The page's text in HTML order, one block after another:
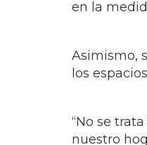
en la
Asimismo,
los
“No se
nuestro